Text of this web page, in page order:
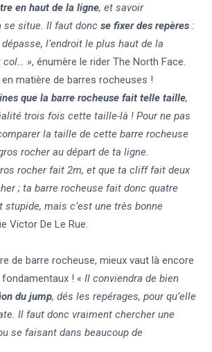
en haut de la ligne, et savoir
se situe. Il faut donc se fixer des repères :
l’endroit le plus haut de la
col… », énumère le rider The North Face.
matière de barres rocheuses !
que la barre rocheuse fait telle taille,
trois fois cette taille-là ! Pour ne pas
la taille de cette barre rocheuse
rocher au départ de ta ligne.
rocher fait 2m, et que ta cliff fait deux
; ta barre rocheuse fait donc quatre
stupide, mais c’est une très bonne
Victor De Le Rue.
de barre rocheuse, mieux vaut là encore
! « Il conviendra de bien
du jump, dés les repérages, pour qu’elle
Il faut donc vraiment chercher une
se faisant dans beaucoup de